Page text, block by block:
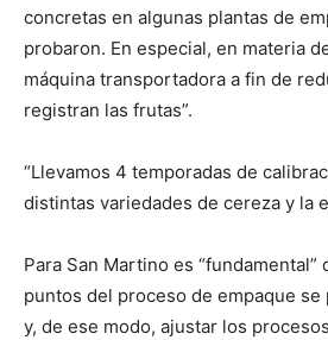
concretas en algunas plantas de
probaron. En especial, en materia
máquina transportadora a fin de
registran las frutas”.
“Llevamos 4 temporadas de
distintas variedades de cereza y la
Para San Martino es “fundamental”
puntos del proceso de empaque
y, de ese modo, ajustar los